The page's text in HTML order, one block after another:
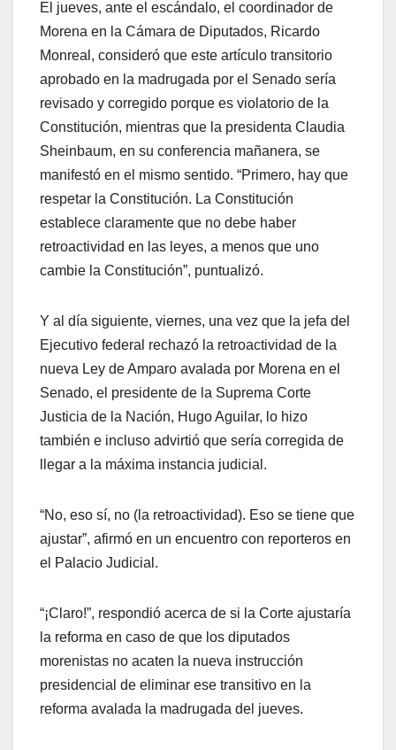
El jueves, ante el escándalo, el coordinador de
Morena en la Cámara de Diputados, Ricardo
Monreal, consideró que este artículo transitorio
aprobado en la madrugada por el Senado sería
revisado y corregido porque es violatorio de la
Constitución, mientras que la presidenta Claudia
Sheinbaum, en su conferencia mañanera, se
manifestó en el mismo sentido. “Primero, hay que
respetar la Constitución. La Constitución
establece claramente que no debe haber
retroactividad en las leyes, a menos que uno
cambie la Constitución”, puntualizó.
Y al día siguiente, viernes, una vez que la jefa del
Ejecutivo federal rechazó la retroactividad de la
nueva Ley de Amparo avalada por Morena en el
Senado, el presidente de la Suprema Corte
Justicia de la Nación, Hugo Aguilar, lo hizo
también e incluso advirtió que sería corregida de
llegar a la máxima instancia judicial.
“No, eso sí, no (la retroactividad). Eso se tiene que
ajustar”, afirmó en un encuentro con reporteros en
el Palacio Judicial.
“¡Claro!”, respondió acerca de si la Corte ajustaría
la reforma en caso de que los diputados
morenistas no acaten la nueva instrucción
presidencial de eliminar ese transitivo en la
reforma avalada la madrugada del jueves.